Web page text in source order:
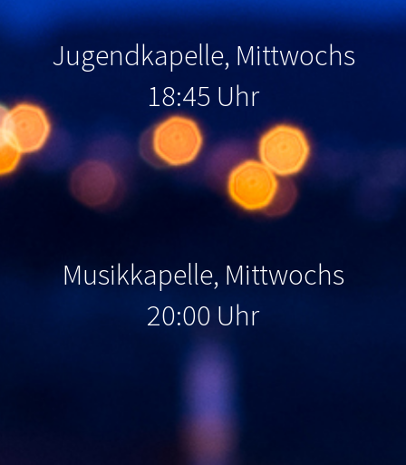
Jugendkapelle, Mittwochs
18:45 Uhr
Musikkapelle, Mittwochs
20:00 Uhr